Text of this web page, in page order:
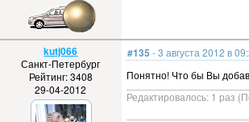
kutj066
Санкт-Петербург
Рейтинг: 3408
29-04-2012
#135 - 3 августа 2012 в
Понятно! Что бы Вы
Редактировалось: 1 раз